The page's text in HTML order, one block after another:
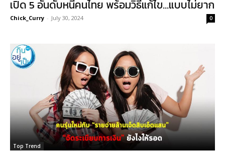
เปิด 5 อันดับหนี้คนไทย พร้อมวิธีแก้ไข…แบบไม่ยาก
Chick_Curry - July 30, 2024 0
Top Trend